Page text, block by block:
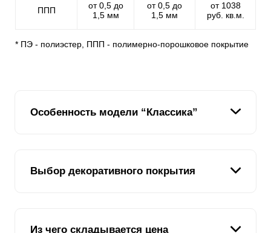
ППП
от 0,5 до
1,5 мм
от 0,5 до
1,5 мм
от 1038
руб. кв.м.
* ПЭ - полиэстер, ППП - полимерно-порошковое покрытие
Особенность модели “Классика”
Мы подумали: “Если есть модель “Ранчо”, в которой
ламели имитируют доски и расположены
классика? Потому что такой забор, это в какой-то
Выбор декоративного покрытия
Во всех наших моделях используется два типа
Из чего складывается цена